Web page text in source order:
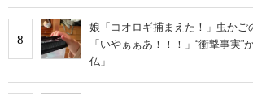
8
娘「コオロギ捕まえた！」虫か
「いやぁぁあ！！！」“衝撃事実”
仏」